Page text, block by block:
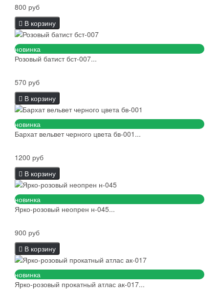
800 руб
В корзину
новинка
Розовый батист бст-007...
570 руб
В корзину
новинка
Бархат вельвет черного цвета бв-001...
1200 руб
В корзину
новинка
Ярко-розовый неопрен н-045...
900 руб
В корзину
новинка
Ярко-розовый прокатный атлас ак-017...